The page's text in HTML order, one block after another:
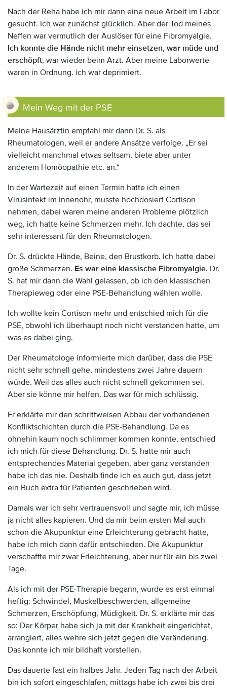
Nach der Reha habe ich mir dann eine neue Arbeit im Labor
gesucht. Ich war zunächst glücklich. Aber der Tod meines
Neffen war vermutlich der Auslöser für eine Fibromyalgie.
Ich konnte die Hände nicht mehr einsetzen, war müde und
erschöpft, war wieder beim Arzt. Aber meine Laborwerte
waren in Ordnung. ich war deprimiert.
Mein Weg mit der PSE
Meine Hausärztin empfahl mir dann Dr. S. als
Rheumatologen, weil er andere Ansätze verfolge. „Er sei
vielleicht manchmal etwas seltsam, biete aber unter
anderem Homöopathie etc. an.“
In der Wartezeit auf einen Termin hatte ich einen
Virusinfekt im Innenohr, musste hochdosiert Cortison
nehmen, dabei waren meine anderen Probleme plötzlich
weg, ich hatte keine Schmerzen mehr. Ich dachte, das sei
sehr interessant für den Rheumatologen.
Dr. S. drückte Hände, Beine, den Brustkorb. Ich hatte dabei
große Schmerzen. Es war eine klassische Fibromyalgie. Dr.
S. hat mir dann die Wahl gelassen, ob ich den klassischen
Therapieweg oder eine PSE-Behandlung wählen wolle.
Ich wollte kein Cortison mehr und entschied mich für die
PSE, obwohl ich überhaupt noch nicht verstanden hatte, um
was es dabei ging.
Der Rheumatologe informierte mich darüber, dass die PSE
nicht sehr schnell gehe, mindestens zwei Jahre dauern
würde. Weil das alles auch nicht schnell gekommen sei.
Aber sie könne mir helfen. Das war für mich schlüssig.
Er erklärte mir den schrittweisen Abbau der vorhandenen
Konfliktschichten durch die PSE-Behandlung. Da es
ohnehin kaum noch schlimmer kommen konnte, entschied
ich mich für diese Behandlung. Dr. S. hatte mir auch
entsprechendes Material gegeben, aber ganz verstanden
habe ich das nie. Deshalb finde ich es auch gut, dass jetzt
ein Buch extra für Patienten geschrieben wird.
Damals war ich sehr vertrauensvoll und sagte mir, ich müsse
ja nicht alles kapieren. Und da mir beim ersten Mal auch
schon die Akupunktur eine Erleichterung gebracht hatte,
habe ich mich dann dafür entschieden. Die Akupunktur
verschaffte mir zwar Erleichterung, aber nur für ein bis zwei
Tage.
Als ich mit der PSE-Therapie begann, wurde es erst einmal
heftig: Schwindel, Muskelbeschwerden, allgemeine
Schmerzen, Erschöpfung, Müdigkeit. Dr. S. erklärte mir das
so: Der Körper habe sich ja mit der Krankheit eingerichtet,
arrangiert, alles wehre sich jetzt gegen die Veränderung.
Das konnte ich mir bildhaft vorstellen.
Das dauerte fast ein halbes Jahr. Jeden Tag nach der Arbeit
bin ich sofort eingeschlafen, mittags habe ich zwei bis drei